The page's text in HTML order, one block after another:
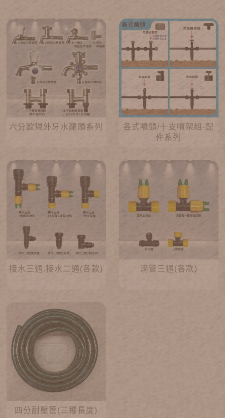
六分歐規外牙水龍頭系列
各式噴頭/十支噴架組-配
件系列
接水三通.接水二通(各款) 滴管三通(各款)
四分耐壓管(三種長度)